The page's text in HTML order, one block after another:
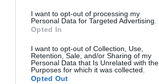
I want to opt-out of processing my
Personal Data for Targeted Advertising.
Opted In
I want to opt-out of Collection, Use,
Retention, Sale, and/or Sharing of my
Personal Data that Is Unrelated with the
Purposes for which it was collected.
Opted Out